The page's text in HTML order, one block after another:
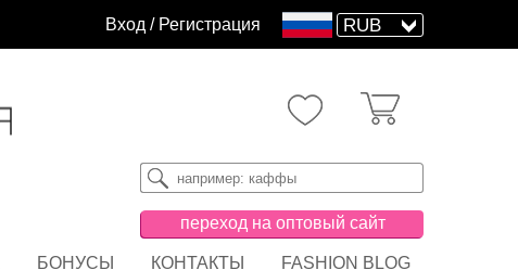
Вход / Регистрация
БОНУСЫ КОНТАКТЫ FASHION BLOG
переход на оптовый сайт